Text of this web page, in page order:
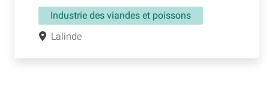
Industrie des viandes et poissons
Lalinde